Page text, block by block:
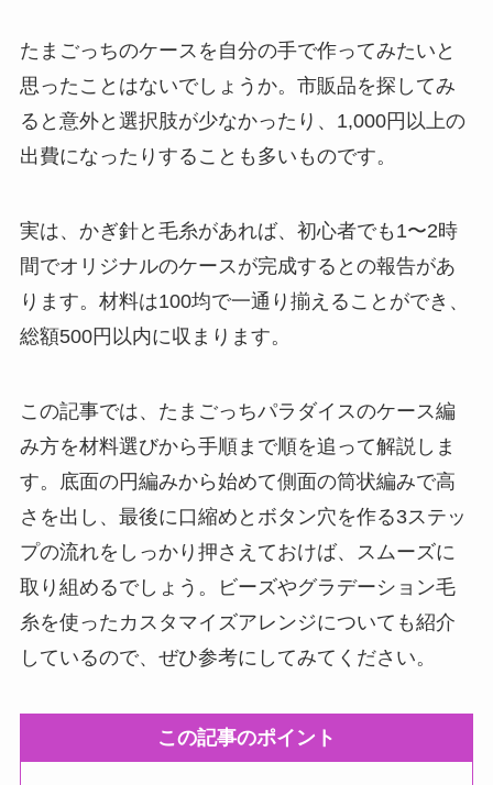
たまごっちのケースを自分の手で作ってみたいと
思ったことはないでしょうか。市販品を探してみ
ると意外と選択肢が少なかったり、1,000円以上の
出費になったりすることも多いものです。
実は、かぎ針と毛糸があれば、初心者でも1〜2時
間でオリジナルのケースが完成するとの報告があ
ります。材料は100均で一通り揃えることができ、
総額500円以内に収まります。
この記事では、たまごっちパラダイスのケース編
み方を材料選びから手順まで順を追って解説しま
す。底面の円編みから始めて側面の筒状編みで高
さを出し、最後に口縮めとボタン穴を作る3ステッ
プの流れをしっかり押さえておけば、スムーズに
取り組めるでしょう。ビーズやグラデーション毛
糸を使ったカスタマイズアレンジについても紹介
しているので、ぜひ参考にしてみてください。
この記事のポイント